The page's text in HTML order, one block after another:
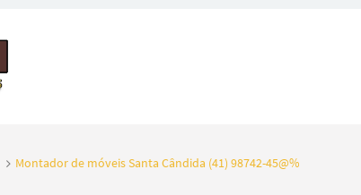
Montador de móveis Santa Cândida (41) 98742-45@%